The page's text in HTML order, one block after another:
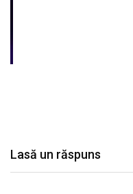
Lasă un răspuns